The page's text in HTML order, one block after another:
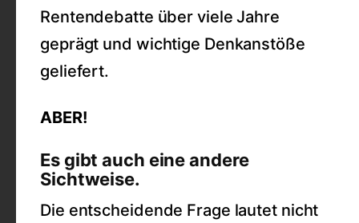
Rentendebatte über viele Jahre
geprägt und wichtige Denkanstöße
geliefert.
ABER!
Es gibt auch eine andere
Sichtweise.
Die entscheidende Frage lautet nicht